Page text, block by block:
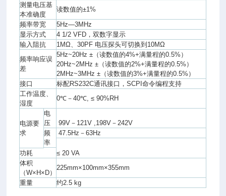
测量电压基
本准确度
读数值的±1%
频率带宽
5Hz—3MHz
显示方式
4 1/2 VFD，双数字显示
输入阻抗
1MΩ、30PF 电压探头可切换到10MΩ
频率响应误
差
5Hz~20Hz ±（读数值的4%+满量程的0.5%）
20Hz~2MHz ±（读数值的2%+满量程的0.5%）
2MHz~3MHz ±（读数值的3%+满量程的0.5%）
接口
标配RS232C通讯接口，SCPI命令编程支持
工作温度、
湿度
0℃－40℃, ≤ 90%RH
电源要
求
电
压
频
率
99V－121V ,198V－242V
47.5Hz－63Hz
功耗
≤ 20 VA
体积
（W×H×D）
225mm×100mm×355mm
重量
约2.5 kg